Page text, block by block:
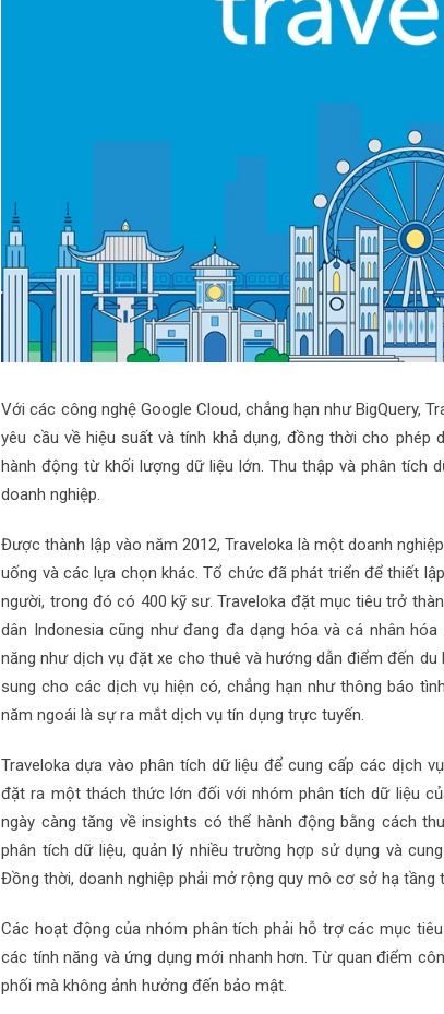
Với các công nghệ Google Cloud, chẳng hạn như BigQuery,
yêu cầu về hiệu suất và tính khả dụng, đồng thời cho
hành động từ khối lượng dữ liệu lớn. Thu thập và phân
doanh nghiệp.
Được thành lập vào năm 2012, Traveloka là một doanh
uống và các lựa chọn khác. Tổ chức đã phát triển để thiết
người, trong đó có 400 kỹ sư. Traveloka đặt mục tiêu trở
dân Indonesia cũng như đang đa dạng hóa và cá nhân
năng như dịch vụ đặt xe cho thuê và hướng dẫn điểm đến
sung cho các dịch vụ hiện có, chẳng hạn như thông báo
năm ngoái là sự ra mắt dịch vụ tín dụng trực tuyến.
Traveloka dựa vào phân tích dữ liệu để cung cấp các dịch
đặt ra một thách thức lớn đối với nhóm phân tích dữ liệu
ngày càng tăng về insights có thể hành động bằng cách
phân tích dữ liệu, quản lý nhiều trường hợp sử dụng và
Đồng thời, doanh nghiệp phải mở rộng quy mô cơ sở hạ tầng
Các hoạt động của nhóm phân tích phải hỗ trợ các mục
các tính năng và ứng dụng mới nhanh hơn. Từ quan điểm
phối mà không ảnh hưởng đến bảo mật.